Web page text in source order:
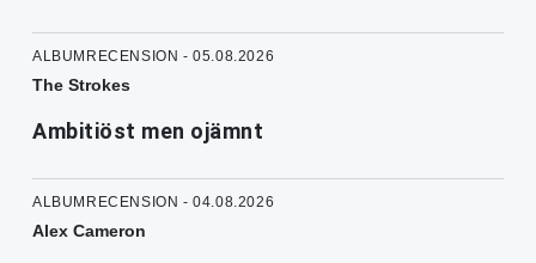
ALBUMRECENSION - 05.08.2026
The Strokes
Ambitiöst men ojämnt
ALBUMRECENSION - 04.08.2026
Alex Cameron